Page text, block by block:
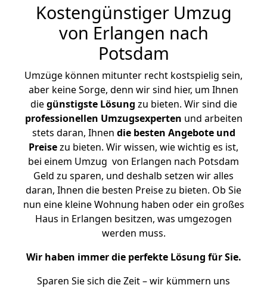
Kostengünstiger Umzug
von Erlangen nach
Potsdam
Umzüge können mitunter recht kostspielig sein,
aber keine Sorge, denn wir sind hier, um Ihnen
diegünstigste Lösung zu bieten. Wir sind die
professionellen Umzugsexperten und arbeiten
stets daran, Ihnen die besten Angebote und
Preisezu bieten. Wir wissen, wie wichtig es ist,
bei einem Umzug von Erlangen nach Potsdam
Geld zu sparen, und deshalb setzen wir alles
daran, Ihnen die besten Preise zu bieten. Ob Sie
nun eine kleine Wohnung haben oder ein großes
Haus in Erlangen besitzen, was umgezogen
werden muss.
Wir haben immer die perfekte Lösung für Sie.
Sparen Sie sich die Zeit – wir kümmern uns